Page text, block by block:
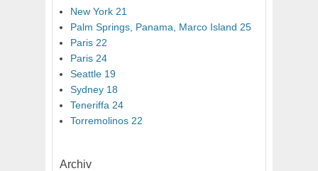
New York 21
Palm Springs, Panama, Marco Island 25
Paris 22
Paris 24
Seattle 19
Sydney 18
Teneriffa 24
Torremolinos 22
Archiv